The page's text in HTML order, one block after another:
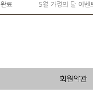
완료 5월 가정의 달 이벤